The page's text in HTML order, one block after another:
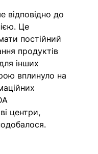
відповідно до
Це
постійний
продуктів
інших
вплинуло на
центри,